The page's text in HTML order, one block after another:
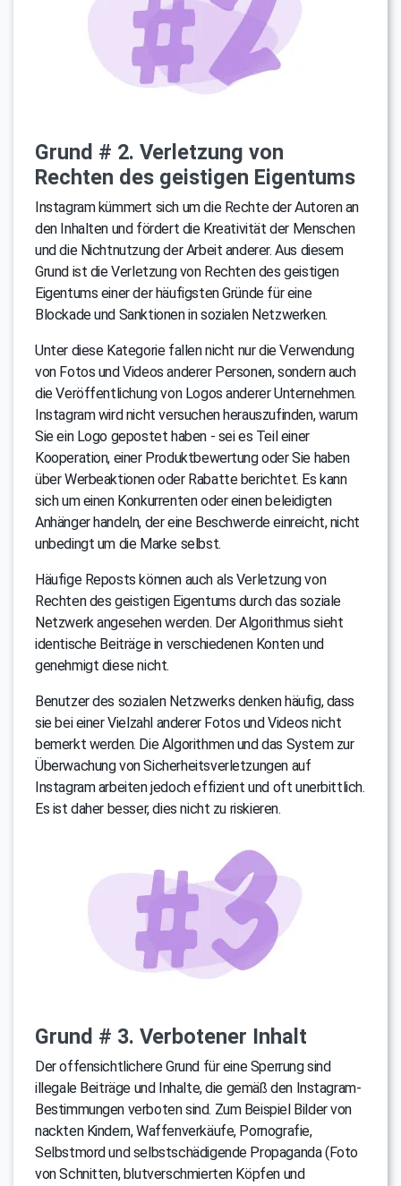
Grund # 2. Verletzung von
Rechten des geistigen Eigentums
Instagram kümmert sich um die Rechte der Autoren an
den Inhalten und fördert die Kreativität der Menschen
und die Nichtnutzung der Arbeit anderer. Aus diesem
Grund ist die Verletzung von Rechten des geistigen
Eigentums einer der häufigsten Gründe für eine
Blockade und Sanktionen in sozialen Netzwerken.
Unter diese Kategorie fallen nicht nur die Verwendung
von Fotos und Videos anderer Personen, sondern auch
die Veröffentlichung von Logos anderer Unternehmen.
Instagram wird nicht versuchen herauszufinden, warum
Sie ein Logo gepostet haben - sei es Teil einer
Kooperation, einer Produktbewertung oder Sie haben
über Werbeaktionen oder Rabatte berichtet. Es kann
sich um einen Konkurrenten oder einen beleidigten
Anhänger handeln, der eine Beschwerde einreicht, nicht
unbedingt um die Marke selbst.
Häufige Reposts können auch als Verletzung von
Rechten des geistigen Eigentums durch das soziale
Netzwerk angesehen werden. Der Algorithmus sieht
identische Beiträge in verschiedenen Konten und
genehmigt diese nicht.
Benutzer des sozialen Netzwerks denken häufig, dass
sie bei einer Vielzahl anderer Fotos und Videos nicht
bemerkt werden. Die Algorithmen und das System zur
Überwachung von Sicherheitsverletzungen auf
Instagram arbeiten jedoch effizient und oft unerbittlich.
Es ist daher besser, dies nicht zu riskieren.
Grund # 3. Verbotener Inhalt
Der offensichtlichere Grund für eine Sperrung sind
illegale Beiträge und Inhalte, die gemäß den Instagram-
Bestimmungen verboten sind. Zum Beispiel Bilder von
nackten Kindern, Waffenverkäufe, Pornografie,
Selbstmord und selbstschädigende Propaganda (Foto
von Schnitten, blutverschmierten Köpfen und